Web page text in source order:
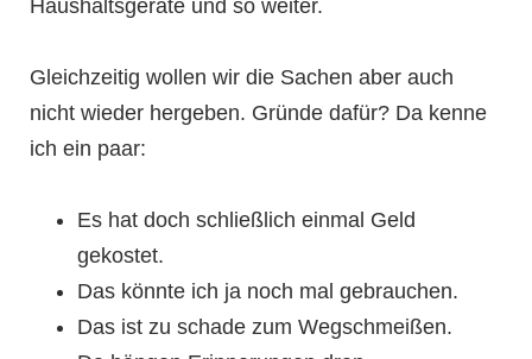
Haushaltsgeräte und so weiter.
Gleichzeitig wollen wir die Sachen aber auch
nicht wieder hergeben. Gründe dafür? Da kenne
ich ein paar:
Es hat doch schließlich einmal Geld
gekostet.
Das könnte ich ja noch mal gebrauchen.
Das ist zu schade zum Wegschmeißen.